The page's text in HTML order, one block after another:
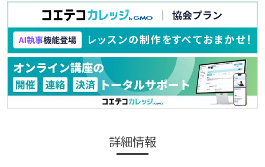
詳細情報